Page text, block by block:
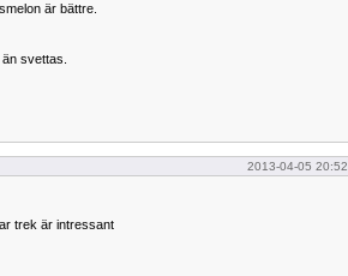
är bättre.
svettas.
2013-04-05 20:52
trek är intressant